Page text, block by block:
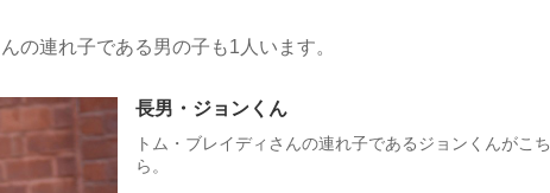
の連れ子である男の子も1人います。
長男・ジョンくん
トム・ブレイディさんの連れ子であるジョンくんがこち
ら。